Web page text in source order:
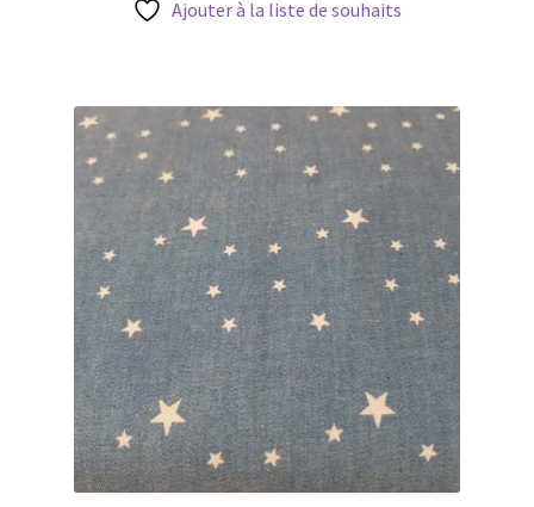
Ajouter à la liste de souhaits